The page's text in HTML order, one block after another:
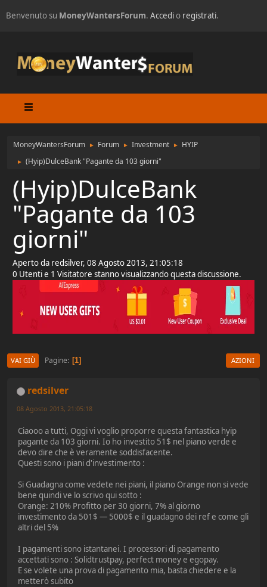
Benvenuto su MoneyWantersForum. Accedio registrati.
MoneyWantersForum ► Forum ► Investment ► HYIP
► (Hyip)DulceBank "Pagante da 103 giorni"
(Hyip)DulceBank
"Pagante da 103
giorni"
Aperto da redsilver, 08 Agosto 2013, 21:05:18
0 Utenti e 1 Visitatore stanno visualizzando questa discussione.
VAI GIÙ Pagine 1 AZIONI
redsilver
08 Agosto 2013, 21:05:18
Ciaooo a tutti, Oggi vi voglio proporre questa fantastica hyip
pagante da 103 giorni. Io ho investito 51$ nel piano verde e
devo dire che è veramente soddisfacente.
Questi sono i piani d'investimento :
Si Guadagna come vedete nei piani, il piano Orange non si vede
bene quindi ve lo scrivo qui sotto :
Orange: 210% Profitto per 30 giorni, 7% al giorno
investimento da 501$ — 5000$ e il guadagno dei ref e come gli
altri del 5%
I pagamenti sono istantanei. I processori di pagamento
accettati sono : Solidtrustpay, perfect money e egopay.
E se volete una prova di pagamento mia, basta chiedere e la
metterò subito